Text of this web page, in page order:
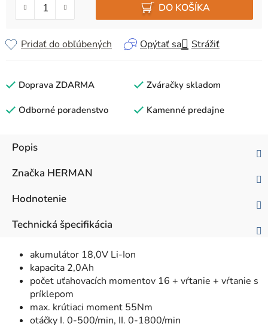
DO KOŠÍKA
Opýtať sa Strážiť
Pridať do obľúbených
Doprava ZDARMA Zváračky skladom
Odborné poradenstvo Kamenné predajne
Popis
Značka HERMAN
Hodnotenie
Technická špecifikácia
akumulátor 18,0V Li-Ion
kapacita 2,0Ah
počet uťahovacích momentov 16 + vŕtanie + vŕtanie s
príklepom
max. krútiaci moment 55Nm
otáčky I. 0-500/min, II. 0-1800/min